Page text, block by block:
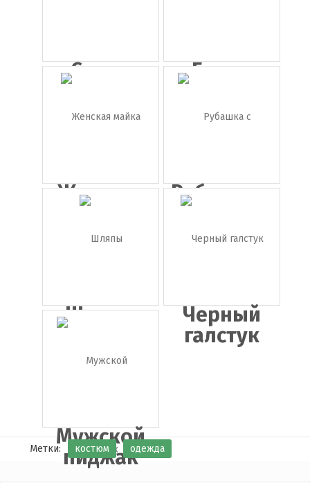
Синяя
байка /
тол...
Белая
рубашка
Женская
майка
Рубашка с
красным...
Шляпы
Черный
галстук
Мужской
пиджак
Метки: костюм одежда